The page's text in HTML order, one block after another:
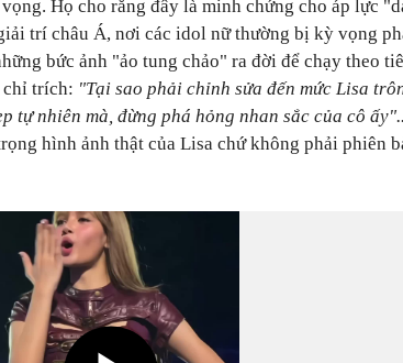
Họ cho rằng đây là minh chứng cho áp lực
trí châu Á, nơi các idol nữ thường bị kỳ vọng
bức ảnh "ảo tung chảo" ra đời để chạy theo
chỉ trích: "Tại sao phải chỉnh sửa đến mức Lisa
tự nhiên mà, đừng phá hỏng nhan sắc của cô
hình ảnh thật của Lisa chứ không phải phiên